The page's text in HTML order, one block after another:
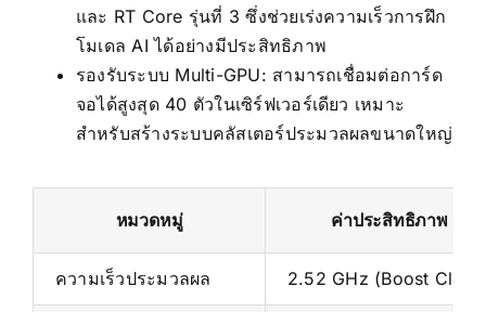
และ RT Core รุ่นที่ 3 ซึ่งช่วยเร่งความเร็วการฝึก
โมเดล AI ได้อย่างมีประสิทธิภาพ
รองรับระบบ Multi-GPU: สามารถเชื่อมต่อการ์ด
จอได้สูงสุด 40 ตัวในเซิร์ฟเวอร์เดียว เหมาะ
สำหรับสร้างระบบคลัสเตอร์ประมวลผลขนาดใหญ่
หมวดหมู่ ค่าประสิทธิภาพ
ความเร็วประมวลผล 2.52 GHz (Boost